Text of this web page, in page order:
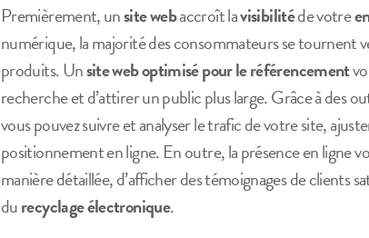
Premièrement, unsite webaccroît lavisibilitéde votre
numérique, la majorité des consommateurs se tournent
produits. Unsite web optimisé pour le référencement
recherche et d’attirer un public plus large. Grâce à des
vous pouvez suivre et analyser le trafic de votre site,
positionnement en ligne. En outre, la présence en ligne
manière détaillée, d’afficher des témoignages de clients
durecyclage électronique.